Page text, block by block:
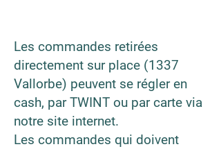
Les commandes retirées
directement sur place (1337
Vallorbe) peuvent se régler en
cash, par TWINT ou par carte via
notre site internet.
Les commandes qui doivent